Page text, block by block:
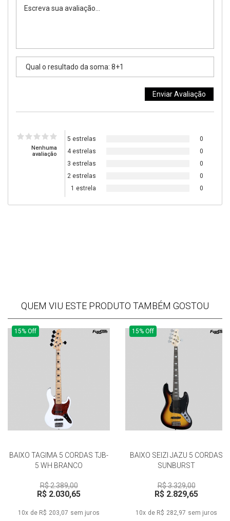
Nenhuma
avaliação
5 estrelas
0
4 estrelas
0
3 estrelas
0
2 estrelas
0
1 estrela
0
QUEM VIU ESTE PRODUTO TAMBÉM GOSTOU
15% Off
BAIXO TAGIMA 5 CORDAS TJB-
5 WH BRANCO
R$ 2.389,00
R$ 2.030,65
10x de R$ 203,07 sem juros
15% Off
BAIXO SEIZI JAZU 5 CORDAS
SUNBURST
R$ 3.329,00
R$ 2.829,65
10x de R$ 282,97 sem juros